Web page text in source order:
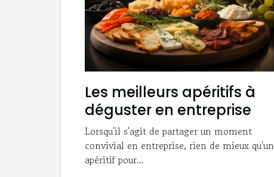
Les meilleurs apéritifs à
déguster en entreprise
Lorsqu'il s'agit de partager un moment
convivial en entreprise, rien de mieux qu'un
apéritif pour...